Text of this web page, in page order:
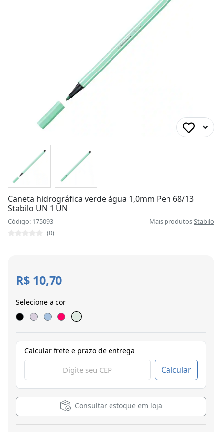
Caneta hidrográfica verde água 1,0mm Pen 68/13
Stabilo UN 1 UN
Código: 175093 Mais produtosStabilo
(0)
R$ 10,70
Selecione a cor
Calcular frete e prazo de entrega
Calcular
Consultar estoque em loja